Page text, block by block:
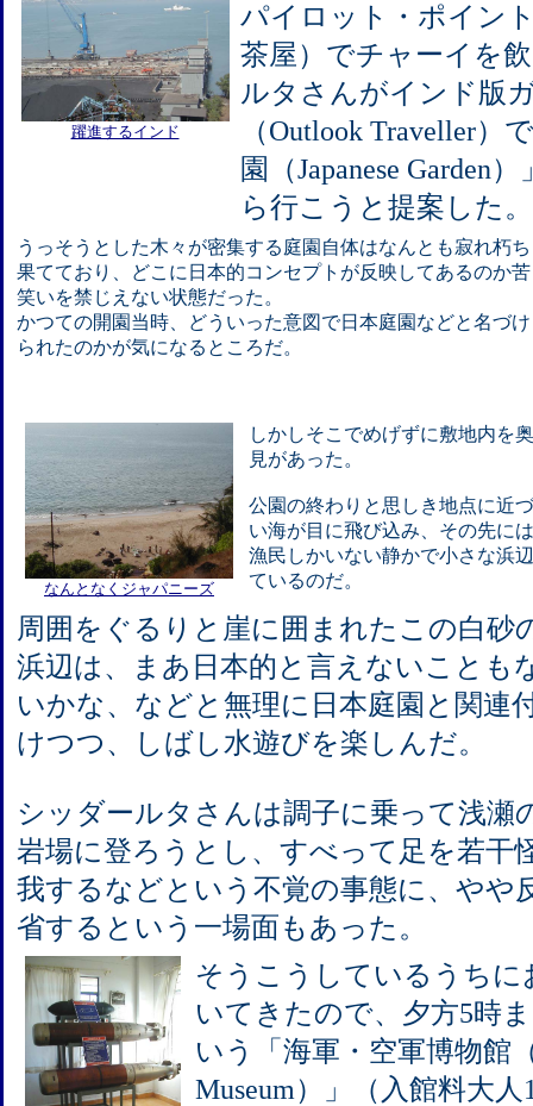
躍進するインド
パイロット・ポイン
茶屋）でチャーイを
ルタさんがインド版
（Outlook Traveller）
園（Japanese Garden
ら行こうと提案した。
うっそうとした木々が密集する庭園自体はなんとも寂れ朽ち
果てており、どこに日本的コンセプトが反映してあるのか苦
笑いを禁じえない状態だった。
かつての開園当時、どういった意図で日本庭園などと名づけ
られたのかが気になるところだ。
なんとなくジャパニーズ
しかしそこでめげずに敷地内を
見があった。
公園の終わりと思しき地点に近
い海が目に飛び込み、その先に
漁民しかいない静かで小さな浜
ているのだ。
周囲をぐるりと崖に囲まれたこの白砂
浜辺は、まあ日本的と言えないことも
いかな、などと無理に日本庭園と関連
けつつ、しばし水遊びを楽しんだ。
シッダールタさんは調子に乗って浅瀬
岩場に登ろうとし、すべって足を若干
我するなどという不覚の事態に、やや
省するという一場面もあった。
そうこうしているうちに
いてきたので、夕方5時
いう「海軍・空軍博物館
Museum）」（入館料大